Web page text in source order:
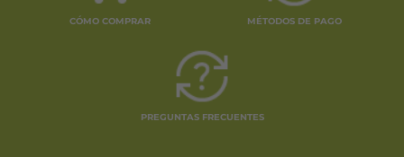
CÓMO COMPRAR MÉTODOS DE PAGO
PREGUNTAS FRECUENTES